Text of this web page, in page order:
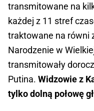
—
transmitowane na
każdej z 11 stref
traktowane na równi
Narodzenie w
transmitowały
Putina. Widzowie z
tylko dolną połowę